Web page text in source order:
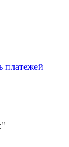
платежей